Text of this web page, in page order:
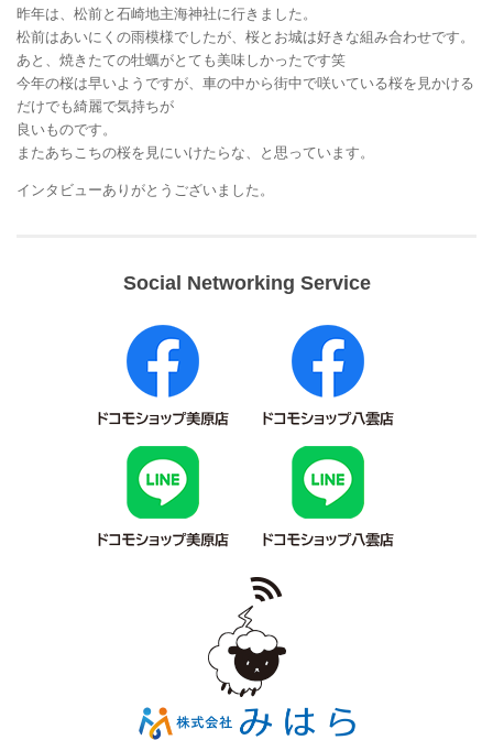
昨年は、松前と石崎地主海神社に行きました。
松前はあいにくの雨模様でしたが、桜とお城は好きな組み合わせです。
あと、焼きたての牡蠣がとても美味しかったです笑
今年の桜は早いようですが、車の中から街中で咲いている桜を見かける
だけでも綺麗で気持ちが
良いものです。
またあちこちの桜を見にいけたらな、と思っています。
インタビューありがとうございました。
Social Networking Service